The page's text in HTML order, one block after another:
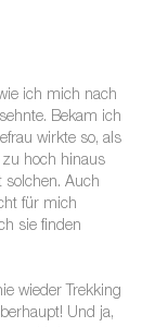
ich mich nach
Bekam ich
wirkte so, als
hoch hinaus
solchen. Auch
für mich
sie finden
wieder Trekking
Und ja,